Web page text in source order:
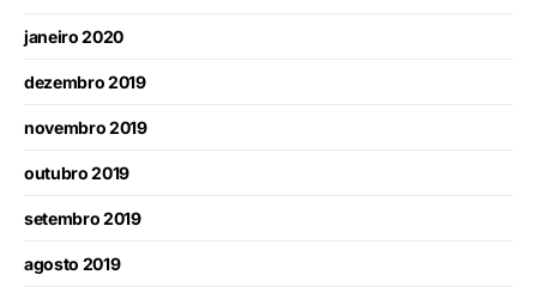
janeiro 2020
dezembro 2019
novembro 2019
outubro 2019
setembro 2019
agosto 2019